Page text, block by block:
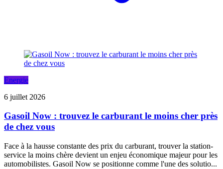
Energie
6 juillet 2026
Gasoil Now : trouvez le carburant le moins cher près
de chez vous
Face à la hausse constante des prix du carburant, trouver la station-
service la moins chère devient un enjeu économique majeur pour les
automobilistes. Gasoil Now se positionne comme l'une des solutio...